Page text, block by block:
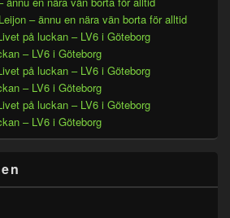
– ännu en nära vän borta för alltid
på luckan – LV6 i Göteborg
– LV6 i Göteborg
på luckan – LV6 i Göteborg
– LV6 i Göteborg
på luckan – LV6 i Göteborg
– LV6 i Göteborg